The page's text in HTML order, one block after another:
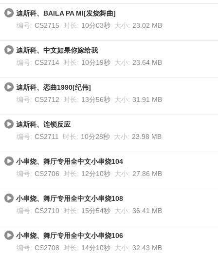
迪斯科、BAILA PA MI[发烧舞曲]
编号: CS2715 时长: 10分03秒 大小: 23.02 MB
迪斯科、中文如果你嫁给我
编号: CS2714 时长: 10分19秒 大小: 23.64 MB
迪斯科、恋曲1990[纪伟]
编号: CS2712 时长: 13分56秒 大小: 31.91 MB
迪斯科、连锁反应
编号: CS2711 时长: 10分28秒 大小: 23.98 MB
小串烧、舞厅专用全中文小串烧104
编号: CS2706 时长: 12分10秒 大小: 27.86 MB
小串烧、舞厅专用全中文小串烧108
编号: CS2710 时长: 15分54秒 大小: 36.41 MB
小串烧、舞厅专用全中文小串烧106
编号: CS2708 时长: 14分10秒 大小: 32.43 MB